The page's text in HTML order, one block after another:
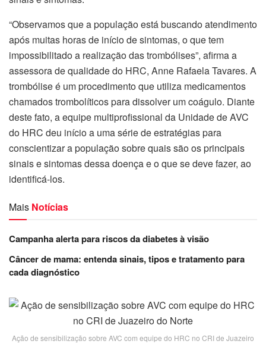
“Observamos que a população está buscando atendimento
após muitas horas de início de sintomas, o que tem
impossibilitado a realização das trombólises”, afirma a
assessora de qualidade do HRC, Anne Rafaela Tavares. A
trombólise é um procedimento que utiliza medicamentos
chamados trombolíticos para dissolver um coágulo. Diante
deste fato, a equipe multiprofissional da Unidade de AVC
do HRC deu início a uma série de estratégias para
conscientizar a população sobre quais são os principais
sinais e sintomas dessa doença e o que se deve fazer, ao
identificá-los.
Mais Notícias
Campanha alerta para riscos da diabetes à visão
Câncer de mama: entenda sinais, tipos e tratamento para
cada diagnóstico
Ação de sensibilização sobre AVC com equipe do HRC no CRI de Juazeiro